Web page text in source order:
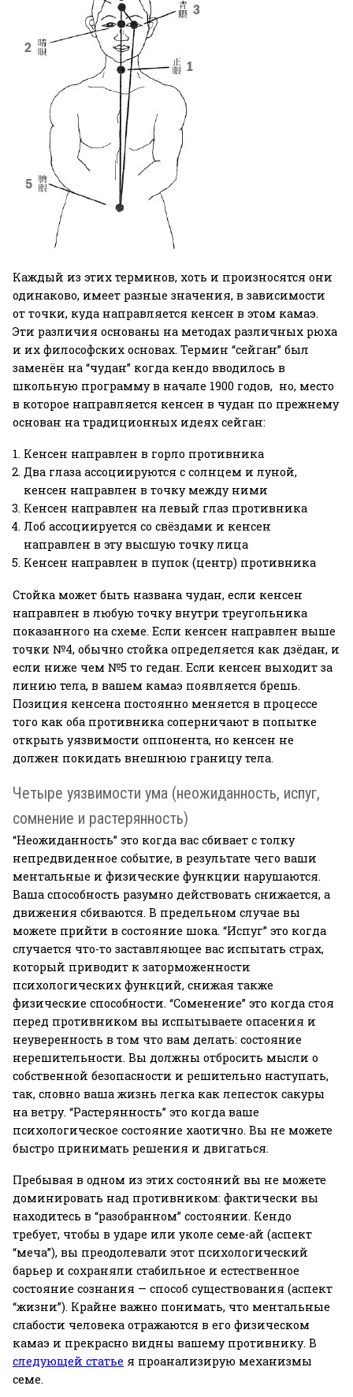
Каждый из этих терминов, хоть и произносятся они
одинаково, имеет разные значения, в зависимости
от точки, куда направляется кенсен в этом камаэ.
Эти различия основаны на методах различных рюха
и их философских основах. Термин “сейган” был
заменён на “чудан” когда кендо вводилось в
школьную программу в начале 1900 годов, но, место
в которое направляется кенсен в чудан по прежнему
основан на традиционных идеях сейган:
Кенсен направлен в горло противника
Два глаза ассоциируются с солнцем и луной,
кенсен направлен в точку между ними
Кенсен направлен на левый глаз противника
Лоб ассоциируется со свёздами и кенсен
направлен в эту высшую точку лица
Кенсен направлен в пупок (центр) противника
Стойка может быть названа чудан, если кенсен
направлен в любую точку внутри треугольника
показанного на схеме. Если кенсен направлен выше
точки №4, обычно стойка определяется как дзёдан, и
если ниже чем №5 то гедан. Если кенсен выходит за
линию тела, в вашем камаэ появляется брешь.
Позиция кенсена постоянно меняется в процессе
того как оба противника соперничают в попытке
открыть уязвимости оппонента, но кенсен не
должен покидать внешнюю границу тела.
Четыре уязвимости ума (неожиданность, испуг,
сомнение и растерянность)
“Неожиданность” это когда вас сбивает с толку
непредвиденное событие, в результате чего ваши
ментальные и физические функции нарушаются.
Ваша способность разумно действовать снижается, а
движения сбиваются. В предельном случае вы
можете прийти в состояние шока. “Испуг” это когда
случается что-то заставляющее вас испытать страх,
который приводит к заторможенности
психологических функций, снижая также
физические способности. “Соменение” это когда стоя
перед противником вы испытываете опасения и
неуверенность в том что вам делать: состояние
нерешительности. Вы должны отбросить мысли о
собственной безопасности и решительно наступать,
так, словно ваша жизнь легка как лепесток сакуры
на ветру. “Растерянность” это когда ваше
психологическое состояние хаотично. Вы не можете
быстро принимать решения и двигаться.
Пребывая в одном из этих состояний вы не можете
доминировать над противником: фактически вы
находитесь в “разобранном” состоянии. Кендо
требует, чтобы в ударе или уколе семе-ай (аспект
“меча”), вы преодолевали этот психологический
барьер и сохраняли стабильное и естественное
состояние сознания — способ существования (аспект
“жизни”). Крайне важно понимать, что ментальные
слабости человека отражаются в его физическом
камаэ и прекрасно видны вашему противнику. В
следующей статье я проанализирую механизмы
семе.